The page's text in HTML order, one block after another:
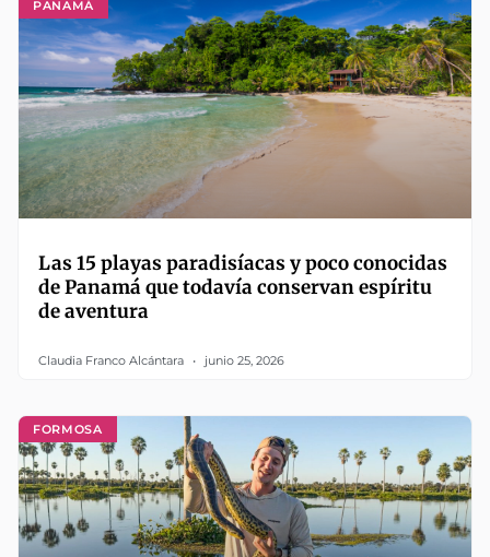
PANAMÁ
Las 15 playas paradisíacas y poco conocidas
de Panamá que todavía conservan espíritu
de aventura
Claudia Franco Alcántara junio 25, 2026
FORMOSA